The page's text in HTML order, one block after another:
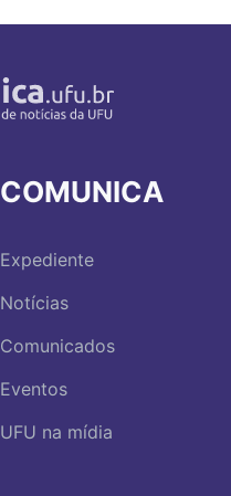
COMUNICA
Expediente
Notícias
Comunicados
Eventos
UFU na mídia